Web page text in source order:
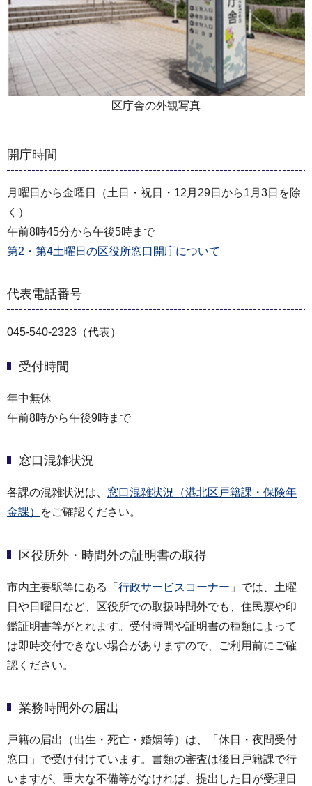
区庁舎の外観写真
開庁時間
月曜日から金曜日（土日・祝日・12月29日から1月3日を除
く）
午前8時45分から午後5時まで
第2・第4土曜日の区役所窓口開庁について
代表電話番号
045-540-2323（代表）
受付時間
年中無休
午前8時から午後9時まで
窓口混雑状況
各課の混雑状況は、 窓口混雑状況（港北区戸籍課・保険年
金課）
をご確認ください。
区役所外・時間外の証明書の取得
市内主要駅等にある「 行政サービスコーナー 」では、土曜
日や日曜日など、区役所での取扱時間外でも、住民票や印
鑑証明書等がとれます。受付時間や証明書の種類によって
は即時交付できない場合がありますので、ご利用前にご確
認ください。
業務時間外の届出
戸籍の届出（出生・死亡・婚姻等）は、「休日・夜間受付
窓口」で受け付けています。書類の審査は後日戸籍課で行
いますが、重大な不備等がなければ、提出した日が受理日